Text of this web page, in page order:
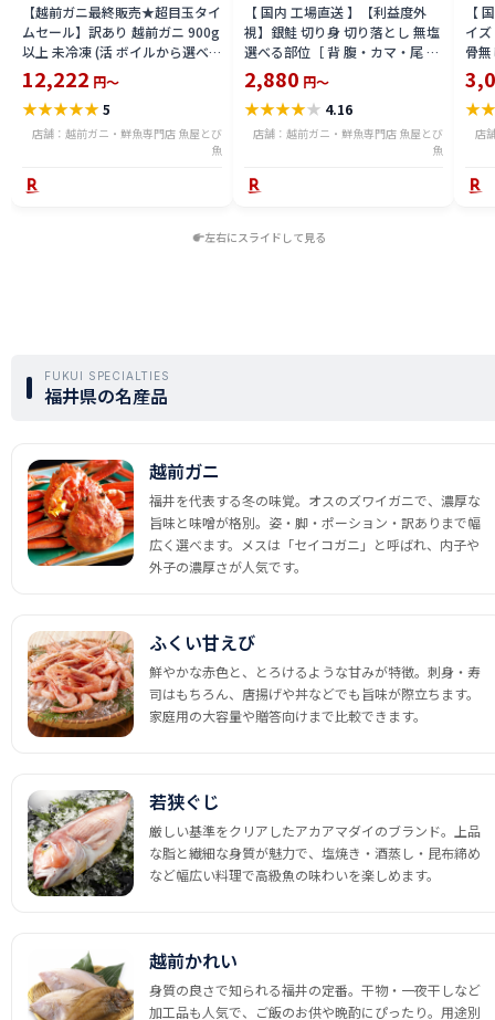
【越前ガニ最終販売★超目玉タイ
ムセール】訳あり 越前ガニ 900g
以上 未冷凍 (活 ボイルから選べ
る) 福井県産 国産 産地直送 脚折
れ 訳ありカニ 越前がに ズワイガ
ニ 越前 かに 送料無料 etz-900w
12,222 円～
★★★★★5
店舗：越前ガニ・鮮魚専門店 魚屋とび
魚
【 国内 工場直送 】【利益度外
視】銀鮭 切り身 切り落とし 無塩
選べる部位［ 背 腹・カマ・尾 ］
600g〜2.4kg 骨取り・骨無し 骨
あり 切り落とし 骨取り・骨無し
切身 ses2301-12ka
2,880 円～
★★★★★ 4.16
店舗：越前ガニ・鮮魚専門店 魚屋とび
魚
【
イ
骨
(真
ライ
★
店
左右にスライドして見る
FUKUI SPECIALTIES
福井県の名産品
越前ガニ
福井を代表する冬の味覚。オスのズワイガニで、濃厚な
旨味と味噌が格別。姿・脚・ポーション・訳ありまで幅
広く選べます。メスは「セイコガニ」と呼ばれ、内子や
外子の濃厚さが人気です。
ふくい甘えび
鮮やかな赤色と、とろけるような甘みが特徴。刺身・寿
司はもちろん、唐揚げや丼などでも旨味が際立ちます。
家庭用の大容量や贈答向けまで比較できます。
若狭ぐじ
厳しい基準をクリアしたアカアマダイのブランド。上品
な脂と繊細な身質が魅力で、塩焼き・酒蒸し・昆布締め
など幅広い料理で高級魚の味わいを楽しめます。
越前かれい
身質の良さで知られる福井の定番。干物・一夜干しなど
加工品も人気で、ご飯のお供や晩酌にぴったり。用途別